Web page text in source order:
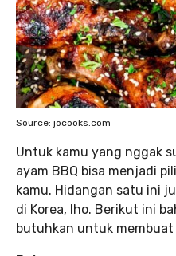
Source: jocooks.com
Untuk kamu yang nggak
ayam BBQ bisa menjadi
kamu. Hidangan satu ini
di Korea, lho. Berikut ini
butuhkan untuk membuat